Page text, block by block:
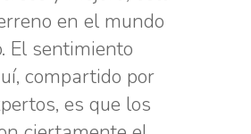
en el mundo
El sentimiento
compartido por
es que los